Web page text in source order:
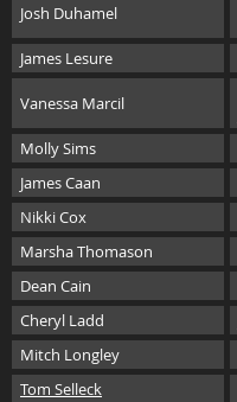
Josh Duhamel
James Lesure
Vanessa Marcil
Molly Sims
James Caan
Nikki Cox
Marsha Thomason
Dean Cain
Cheryl Ladd
Mitch Longley
Tom Selleck